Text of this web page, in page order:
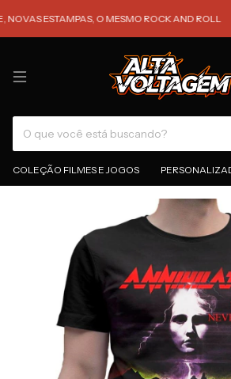
ESTAMPAS, O MESMO ROCK AND ROLL
COLEÇÃO FILMES E JOGOS